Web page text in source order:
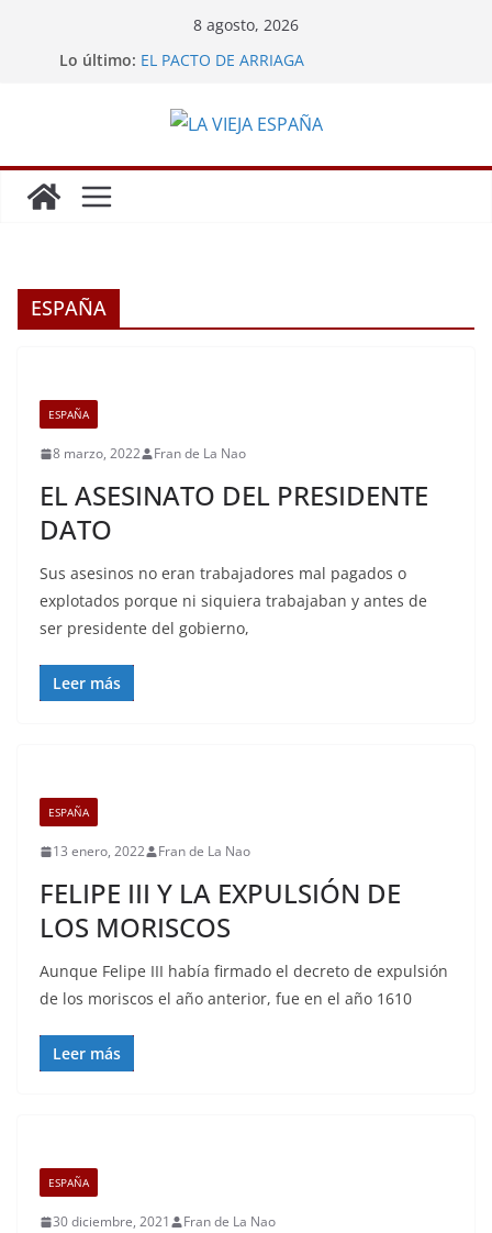
8 agosto, 2026
Lo último: EL PACTO DE ARRIAGA
GRANDES HAZAÑAS DE LOS ESPAÑOLES
LA REBELIÓN DE LOS ENCOMENDEROS
ESPAÑA
ESPAÑA
8 marzo, 2022 Fran de La Nao
EL ASESINATO DEL PRESIDENTE
DATO
Sus asesinos no eran trabajadores mal pagados o
explotados porque ni siquiera trabajaban y antes de
ser presidente del gobierno,
Leer más
ESPAÑA
13 enero, 2022 Fran de La Nao
FELIPE III Y LA EXPULSIÓN DE
LOS MORISCOS
Aunque Felipe III había firmado el decreto de expulsión
de los moriscos el año anterior, fue en el año 1610
Leer más
ESPAÑA
30 diciembre, 2021 Fran de La Nao